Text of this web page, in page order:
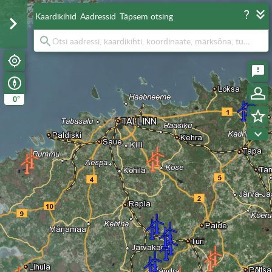
0°
Kaardikihid Aadressid Täpsem otsing